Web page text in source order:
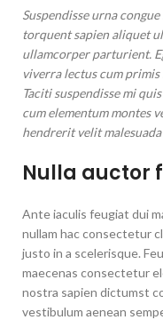
Suspendisse urna
torquent sapien aliquet
ullamcorper parturient.
viverra lectus cum primis
Taciti suspendisse mi
cum elementum montes
hendrerit velit
Nulla auctor
Ante iaculis feugiat dui
nullam hac consectetur
justo in a scelerisque.
maecenas consectetur
nostra sapien dictumst
vestibulum aenean